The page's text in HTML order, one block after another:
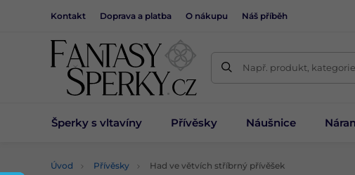
Kontakt Doprava a platba O nákupu Náš příběh
Např. produkt, kategorie
Šperky s vltavíny Přívěsky Náušnice
Úvod Přívěsky Had ve větvích stříbrný přívěšek